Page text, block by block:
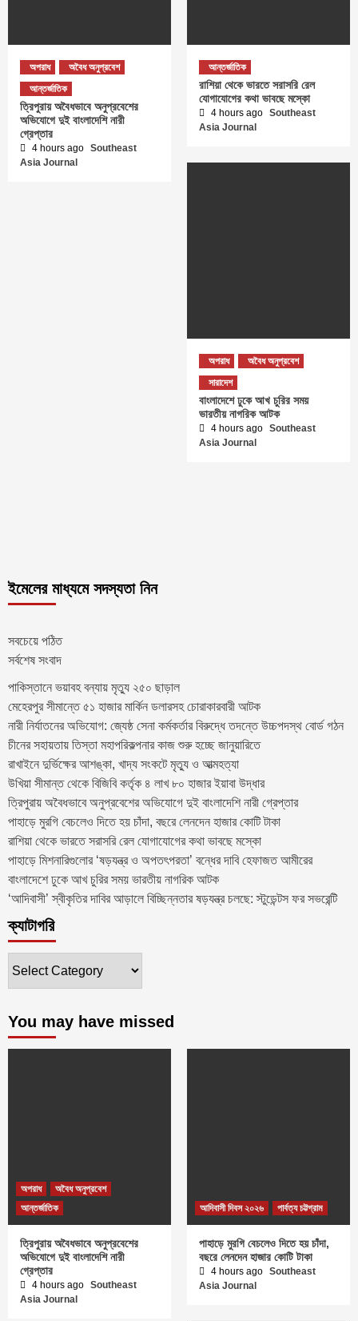
অপরাধ
অবৈধ অনুপ্রবেশ
আন্তর্জাতিক
ত্রিপুরায় অবৈধভাবে অনুপ্রবেশের
অভিযোগে দুই বাংলাদেশি নারী
গ্রেপ্তার
4 hours ago Southeast
Asia Journal
আন্তর্জাতিক
রাশিয়া থেকে ভারতে সরাসরি রেল
যোগাযোগের কথা ভাবছে মস্কো
4 hours ago Southeast
Asia Journal
অপরাধ
অবৈধ অনুপ্রবেশ
সারাদেশ
বাংলাদেশে ঢুকে আখ চুরির সময়
ভারতীয় নাগরিক আটক
4 hours ago Southeast
Asia Journal
ইমেলের মাধ্যমে সদস্যতা নিন
সবচেয়ে পঠিত
সর্বশেষ সংবাদ
পাকিস্তানে ভয়াবহ বন্যায় মৃত্যু ২৫০ ছাড়াল
মেহেরপুর সীমান্তে ৫১ হাজার মার্কিন ডলারসহ চোরাকারবারী আটক
নারী নির্যাতনের অভিযোগ: জ্যেষ্ঠ সেনা কর্মকর্তার বিরুদ্ধে তদন্তে উচ্চপদস্থ বোর্ড গঠন
চীনের সহায়তায় তিস্তা মহাপরিকল্পনার কাজ শুরু হচ্ছে জানুয়ারিতে
রাখাইনে দুর্ভিক্ষের আশঙ্কা, খাদ্য সংকটে মৃত্যু ও আত্মহত্যা
উখিয়া সীমান্ত থেকে বিজিবি কর্তৃক ৪ লাখ ৮০ হাজার ইয়াবা উদ্ধার
ত্রিপুরায় অবৈধভাবে অনুপ্রবেশের অভিযোগে দুই বাংলাদেশি নারী গ্রেপ্তার
পাহাড়ে মুরগি বেচলেও দিতে হয় চাঁদা, বছরে লেনদেন হাজার কোটি টাকা
রাশিয়া থেকে ভারতে সরাসরি রেল যোগাযোগের কথা ভাবছে মস্কো
পাহাড়ে মিশনারিগুলোর ‘ষড়যন্ত্র ও অপতৎপরতা’ বন্ধের দাবি হেফাজত আমীরের
বাংলাদেশে ঢুকে আখ চুরির সময় ভারতীয় নাগরিক আটক
‘আদিবাসী’ স্বীকৃতির দাবির আড়ালে বিচ্ছিন্নতার ষড়যন্ত্র চলছে: স্টুডেন্টস ফর সভরেন্টি
ক্যাটাগরি
You may have missed
অপরাধ
অবৈধ অনুপ্রবেশ
আন্তর্জাতিক
ত্রিপুরায় অবৈধভাবে অনুপ্রবেশের
অভিযোগে দুই বাংলাদেশি নারী
গ্রেপ্তার
4 hours ago Southeast
Asia Journal
আদিবাসী দিবস ২০২৬ পার্বত্য চট্টগ্রাম
পাহাড়ে মুরগি বেচলেও দিতে হয় চাঁদা,
বছরে লেনদেন হাজার কোটি টাকা
4 hours ago Southeast
Asia Journal